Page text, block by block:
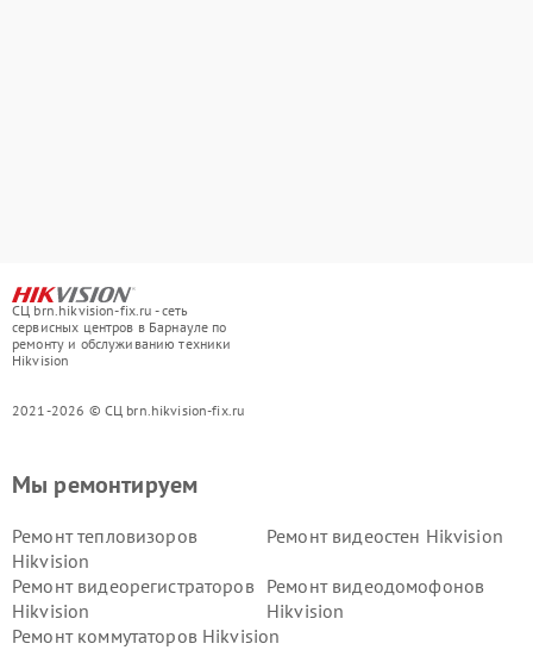
СЦ brn.hikvision-fix.ru - сеть
сервисных центров в Барнауле по
ремонту и обслуживанию техники
Hikvision
2021-2026 © СЦ brn.hikvision-fix.ru
Мы ремонтируем
Ремонт тепловизоров
Hikvision
Ремонт видеостен Hikvision
Ремонт видеорегистраторов
Hikvision
Ремонт видеодомофонов
Hikvision
Ремонт коммутаторов Hikvision